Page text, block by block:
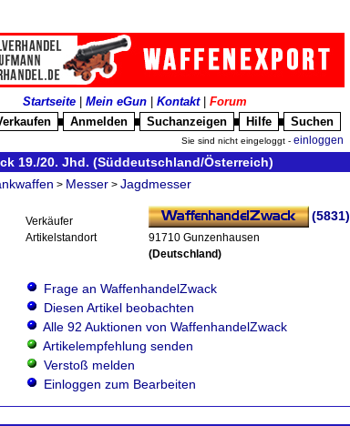
Startseite Mein eGun Kontakt| Forum
Anmelden Suchanzeigen Hilfe Suchen
Sie sind nicht eingeloggt - einloggen
19./20. Jhd. (Süddeutschland/Österreich)
> Messer> Jagdmesser
Verkäufer (5831)
Artikelstandort
91710 Gunzenhausen
(Deutschland)
Frage an WaffenhandelZwack
Diesen Artikel beobachten
Alle 92 Auktionen von WaffenhandelZwack
Artikelempfehlung senden
Verstoß melden
Einloggen zum Bearbeiten